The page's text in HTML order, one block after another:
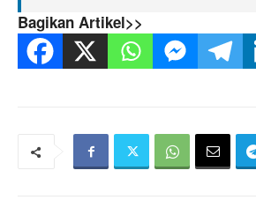
Bagikan Artikel>>